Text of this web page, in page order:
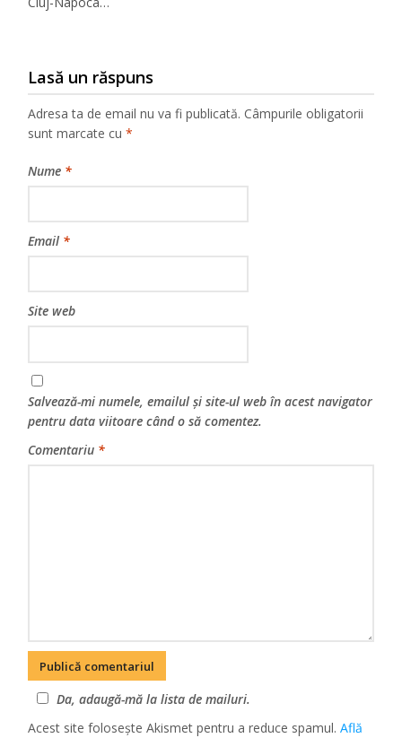
Lasă un răspuns
Adresa ta de email nu va fi publicată. Câmpurile obligatorii
sunt marcate cu*
Nume *
Email *
Site web
Salvează-mi numele, emailul și site-ul web în acest navigator
pentru data viitoare când o să comentez.
Comentariu *
Da, adaugă-mă la lista de mailuri.
Acest site folosește Akismet pentru a reduce spamul.Află